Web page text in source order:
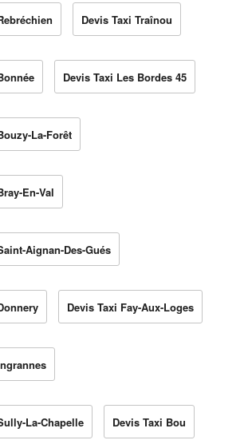
Devis Taxi Traînou
Devis Taxi Les Bordes 45
La-Forêt
En-Val
Aignan-Des-Gués
Devis Taxi Fay-Aux-Loges
La-Chapelle Devis Taxi Bou